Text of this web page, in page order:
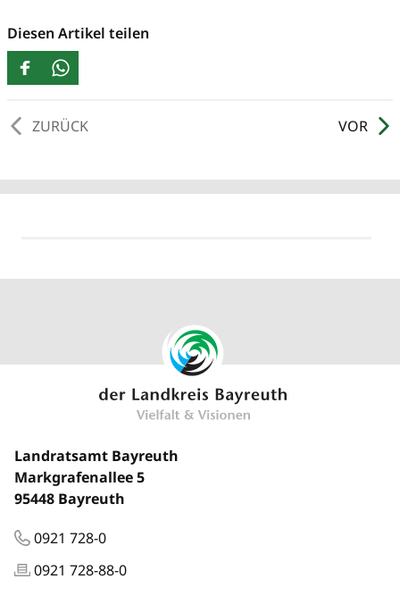
Diesen Artikel teilen
VOR
ZURÜCK
Landratsamt Bayreuth
Markgrafenallee 5
95448 Bayreuth
0921 728-0
0921 728-88-0